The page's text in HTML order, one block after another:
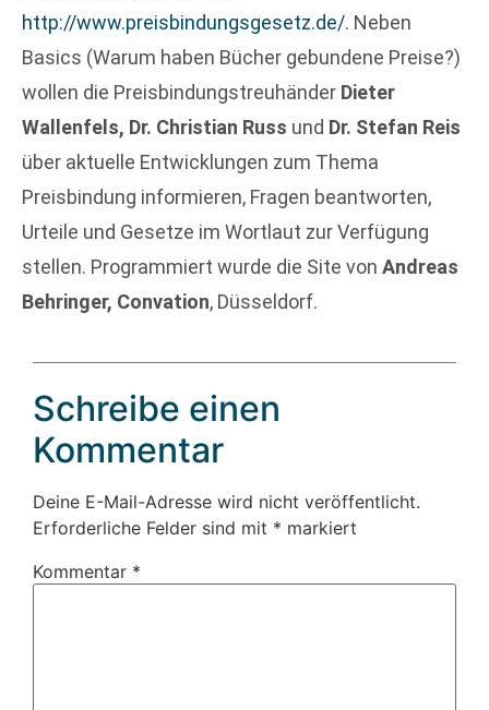
http://www.preisbindungsgesetz.de/. Neben
Basics (Warum haben Bücher gebundene Preise?)
wollen die Preisbindungstreuhänder Dieter
Wallenfels, Dr. Christian Russ und Dr. Stefan Reis
über aktuelle Entwicklungen zum Thema
Preisbindung informieren, Fragen beantworten,
Urteile und Gesetze im Wortlaut zur Verfügung
stellen. Programmiert wurde die Site von Andreas
Behringer, Convation, Düsseldorf.
Schreibe einen
Kommentar
Deine E-Mail-Adresse wird nicht veröffentlicht.
Erforderliche Felder sind mit * markiert
Kommentar *